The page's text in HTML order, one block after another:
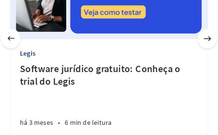
Legis
Software jurídico gratuito: Conheça o
trial do Legis
há 3 meses • 6 min de leitura